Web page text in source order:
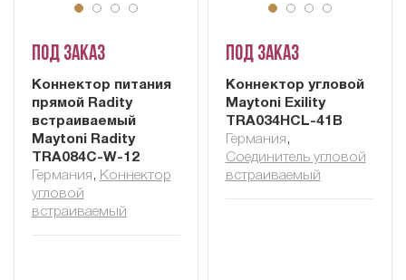
Под заказ
Коннектор питания
прямой Radity
встраиваемый
Maytoni Radity
TRA084C-W-12
Германия , Коннектор
угловой
встраиваемый
Под заказ
Коннектор угловой
Maytoni Exility
TRA034HCL-41B
Германия ,
Соединитель угловой
встраиваемый